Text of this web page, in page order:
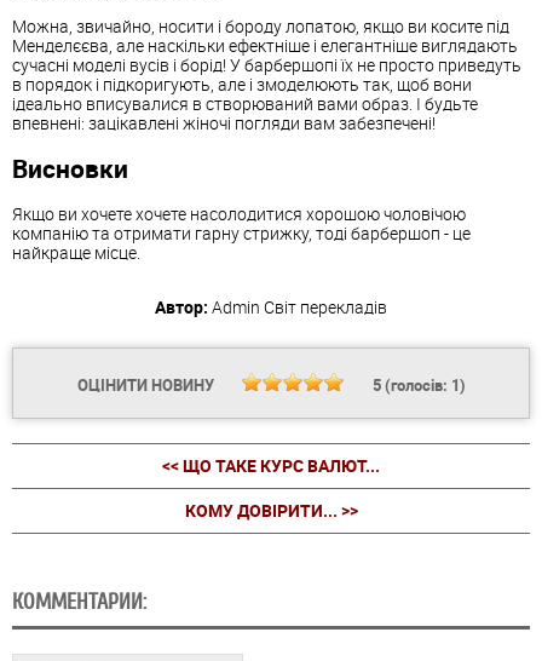
Можна, звичайно, носити і бороду лопатою, якщо ви косите під
Менделєєва, але наскільки ефектніше і елегантніше виглядають
сучасні моделі вусів і борід! У барбершопі їх не просто приведуть
в порядок і підкоригують, але і змоделюють так, щоб вони
ідеально вписувалися в створюваний вами образ. І будьте
впевнені: зацікавлені жіночі погляди вам забезпечені!
Висновки
Якщо ви хочете хочете насолодитися хорошою чоловічою
компанію та отримати гарну стрижку, тоді барбершоп - це
найкраще місце.
Автор: Admin Світ перекладів
ОЦІНИТИ НОВИНУ 5(голосів: 1)
<< ЩО ТАКЕ КУРС ВАЛЮТ...
КОМУ ДОВІРИТИ... >>
КОММЕНТАРИИ: